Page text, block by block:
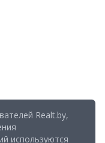
Realt.by,
используются